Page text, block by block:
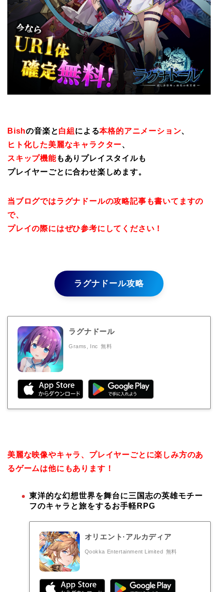
Bishの音楽と白組 による本格的アニメーション、
ヒト化した美麗なキャラクター、
スキップ機能もありプレイスタイルも
プレイヤーごとに合わせ楽しめます。
当ブログではラグナドールの攻略記事も書いてますの
で、
プレイの際にはぜひ参考にしてください！
ラグナドール攻略
ラグナドール
Grams, Inc 無料
美麗な映像やキャラ、プレイヤーごとに楽しみ方のあ
るゲームは他にもあります！
東洋的な幻想世界を舞台に三国志の英雄モチー
フのキャラと旅をするお手軽RPG
オリエント·アルカディア
Qookka Entertainment Limited 無料